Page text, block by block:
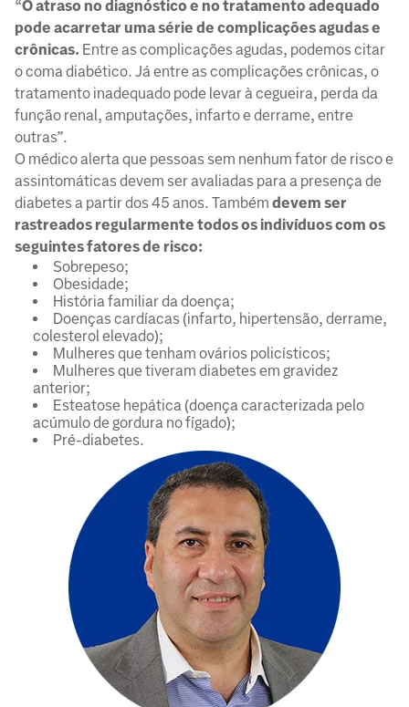
“O atraso no diagnóstico e no tratamento adequado
pode acarretar uma série de complicações agudas e
crônicas. Entre as complicações agudas, podemos citar
o coma diabético. Já entre as complicações crônicas, o
tratamento inadequado pode levar à cegueira, perda da
função renal, amputações, infarto e derrame, entre
outras”.
O médico alerta que pessoas sem nenhum fator de risco e
assintomáticas devem ser avaliadas para a presença de
diabetes a partir dos 45 anos. Também devem ser
rastreados regularmente todos os indivíduos com os
seguintes fatores de risco:
Sobrepeso;
Obesidade;
História familiar da doença;
Doenças cardíacas (infarto, hipertensão, derrame,
colesterol elevado);
Mulheres que tenham ovários policísticos;
Mulheres que tiveram diabetes em gravidez
anterior;
Esteatose hepática (doença caracterizada pelo
acúmulo de gordura no fígado);
Pré-diabetes.